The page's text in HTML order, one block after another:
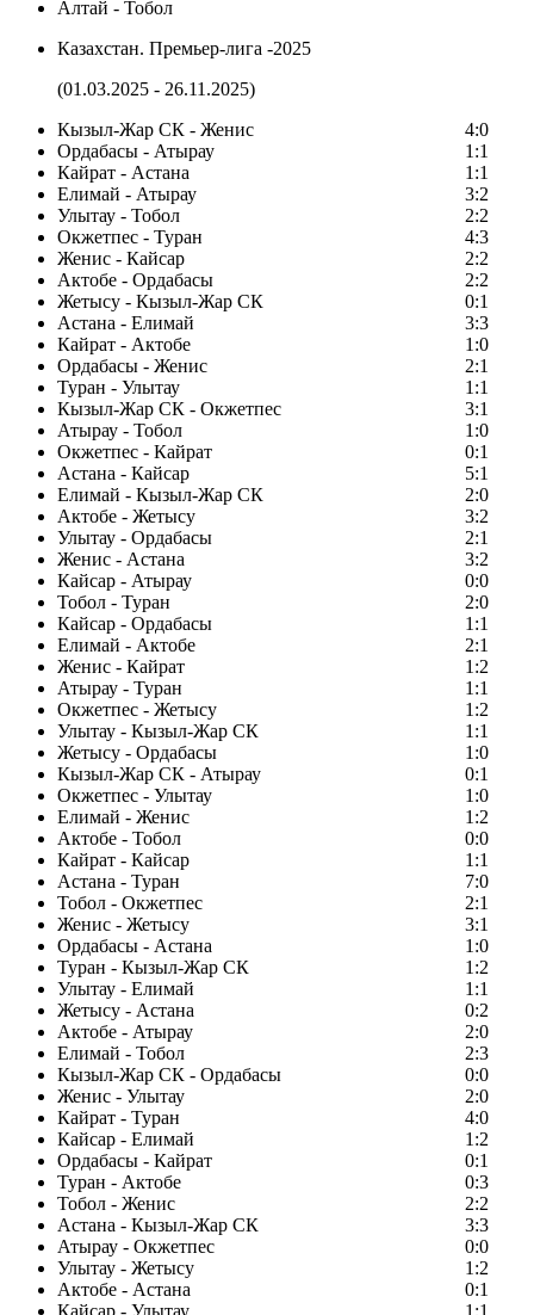
Алтай - Тобол
Казахстан. Премьер-лига -2025
(01.03.2025 - 26.11.2025)
Кызыл-Жар СК - Женис
4:0
Ордабасы - Атырау
1:1
Кайрат - Астана
1:1
Елимай - Атырау
3:2
Улытау - Тобол
2:2
Окжетпес - Туран
4:3
Женис - Кайсар
2:2
Актобе - Ордабасы
2:2
Жетысу - Кызыл-Жар СК
0:1
Астана - Елимай
3:3
Кайрат - Актобе
1:0
Ордабасы - Женис
2:1
Туран - Улытау
1:1
Кызыл-Жар СК - Окжетпес
3:1
Атырау - Тобол
1:0
Окжетпес - Кайрат
0:1
Астана - Кайсар
5:1
Елимай - Кызыл-Жар СК
2:0
Актобе - Жетысу
3:2
Улытау - Ордабасы
2:1
Женис - Астана
3:2
Кайсар - Атырау
0:0
Тобол - Туран
2:0
Кайсар - Ордабасы
1:1
Елимай - Актобе
2:1
Женис - Кайрат
1:2
Атырау - Туран
1:1
Окжетпес - Жетысу
1:2
Улытау - Кызыл-Жар СК
1:1
Жетысу - Ордабасы
1:0
Кызыл-Жар СК - Атырау
0:1
Окжетпес - Улытау
1:0
Елимай - Женис
1:2
Актобе - Тобол
0:0
Кайрат - Кайсар
1:1
Астана - Туран
7:0
Тобол - Окжетпес
2:1
Женис - Жетысу
3:1
Ордабасы - Астана
1:0
Туран - Кызыл-Жар СК
1:2
Улытау - Елимай
1:1
Жетысу - Астана
0:2
Актобе - Атырау
2:0
Елимай - Тобол
2:3
Кызыл-Жар СК - Ордабасы
0:0
Женис - Улытау
2:0
Кайрат - Туран
4:0
Кайсар - Елимай
1:2
Ордабасы - Кайрат
0:1
Туран - Актобе
0:3
Тобол - Женис
2:2
Астана - Кызыл-Жар СК
3:3
Атырау - Окжетпес
0:0
Улытау - Жетысу
1:2
Актобе - Астана
0:1